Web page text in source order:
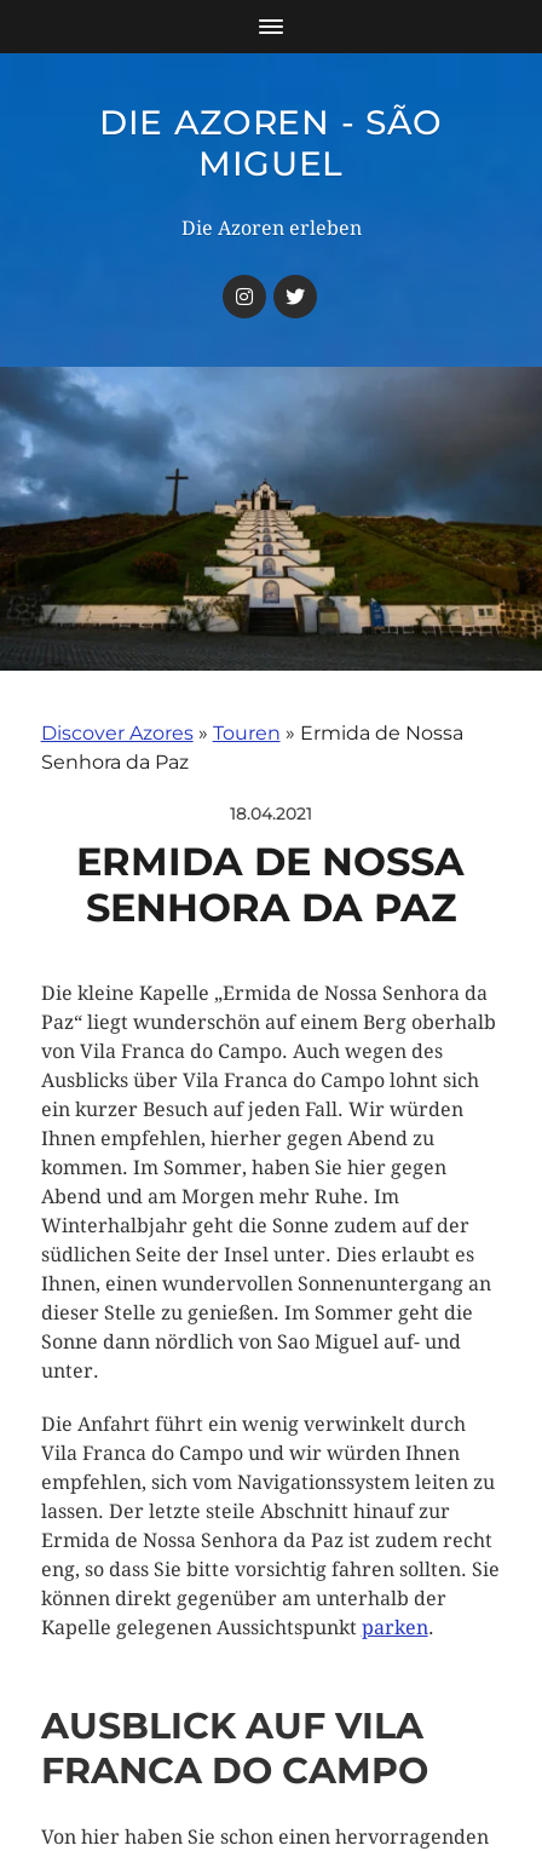
DIE AZOREN - SÃO
MIGUEL
Die Azoren erleben
Discover Azores» Touren » Ermida de Nossa
Senhora da Paz
18.04.2021
ERMIDA DE NOSSA
SENHORA DA PAZ
Die kleine Kapelle „Ermida de Nossa Senhora da
Paz“ liegt wunderschön auf einem Berg oberhalb
von Vila Franca do Campo. Auch wegen des
Ausblicks über Vila Franca do Campo lohnt sich
ein kurzer Besuch auf jeden Fall. Wir würden
Ihnen empfehlen, hierher gegen Abend zu
kommen. Im Sommer, haben Sie hier gegen
Abend und am Morgen mehr Ruhe. Im
Winterhalbjahr geht die Sonne zudem auf der
südlichen Seite der Insel unter. Dies erlaubt es
Ihnen, einen wundervollen Sonnenuntergang an
dieser Stelle zu genießen. Im Sommer geht die
Sonne dann nördlich von Sao Miguel auf- und
unter.
Die Anfahrt führt ein wenig verwinkelt durch
Vila Franca do Campo und wir würden Ihnen
empfehlen, sich vom Navigationssystem leiten zu
lassen. Der letzte steile Abschnitt hinauf zur
Ermida de Nossa Senhora da Paz ist zudem recht
eng, so dass Sie bitte vorsichtig fahren sollten. Sie
können direkt gegenüber am unterhalb der
Kapelle gelegenen Aussichtspunkt parken.
AUSBLICK AUF VILA
FRANCA DO CAMPO
Von hier haben Sie schon einen hervorragenden